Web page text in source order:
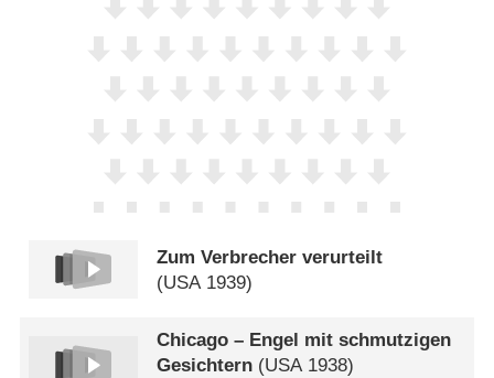
Zum Verbrecher verurteilt
(USA 1939)
Chicago – Engel mit schmutzigen
Gesichtern (USA 1938)